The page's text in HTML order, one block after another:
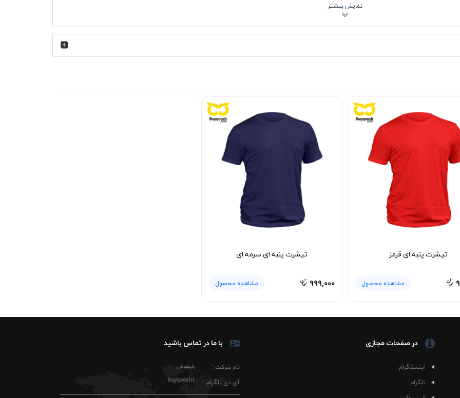
چه طرفدار رنگ‌های کلاسیک باشید، چه دنبال تنالیته‌های خاص، این تیشرت همیشه یک گزینه‌ی جذاب برای شما دارد.
از تغییر رنگ یا سایز، همیشه مثل روز اول تازه می‌ماند.
تیشرت پنبه ای قرمز
مشاهده محصول
تیشرت پنبه ای سرمه ای
۹۹۹,۰۰۰ مشاهده محصول
در صفحات مجازی
اینستاگرام
تلگرام
با ما در تماس باشید
نام شرکت :
آی دی تلگرام :
بایقوش
buyqoosh1